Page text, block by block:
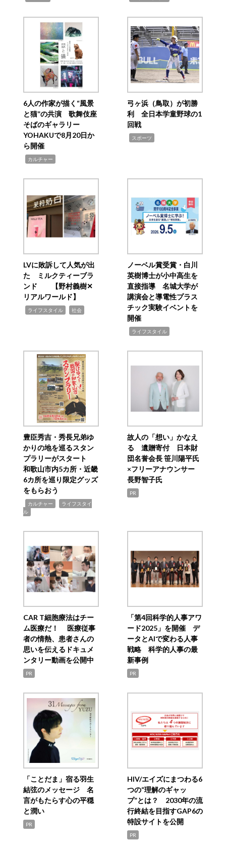
6人の作家が描く“風景
と猫”の共演 歌舞伎座
そばのギャラリー
YOHAKUで8月20日か
ら開催
カルチャー
弓ヶ浜（鳥取）が初勝
利 全日本学童野球の1
回戦
スポーツ
LVに敗訴して人気が出
た ミルクティーブラ
ンド 【野村義樹✕
リアルワールド】
ライフスタイル 社会
ノーベル賞受賞・白川
英樹博士が小中高生を
直接指導 名城大学が
講演会と導電性プラス
チック実験イベントを
開催
ライフスタイル
豊臣秀吉・秀長兄弟ゆ
かりの地を巡るスタン
プラリーがスタート
和歌山市内5カ所・近畿
6カ所を巡り限定グッズ
をもらおう
カルチャー
ライフスタイ
ル
故人の「想い」かなえ
る 遺贈寄付 日本財
団名誉会長 笹川陽平氏
×フリーアナウンサー
長野智子氏
PR
CAR T細胞療法はチー
ム医療だ！ 医療従事
者の情熱、患者さんの
思いを伝えるドキュメ
ンタリー動画を公開中
PR
「第4回科学的人事アワ
ード2025」を開催 デ
ータとAIで変わる人事
戦略 科学的人事の最
新事例
PR
「ことだま」宿る羽生
結弦のメッセージ 名
言がもたらす心の平穏
と潤い
PR
HIV/エイズにまつわる6
つの“理解のギャッ
プ”とは？ 2030年の流
行終結を目指すGAP6の
特設サイトを公開
PR